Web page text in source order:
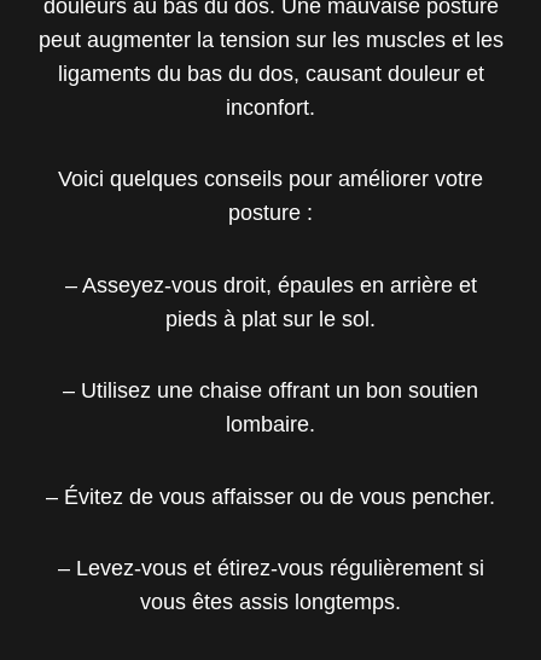
douleurs au bas du dos. Une mauvaise posture
peut augmenter la tension sur les muscles et les
ligaments du bas du dos, causant douleur et
inconfort.
Voici quelques conseils pour améliorer votre
posture :
– Asseyez-vous droit, épaules en arrière et
pieds à plat sur le sol.
– Utilisez une chaise offrant un bon soutien
lombaire.
– Évitez de vous affaisser ou de vous pencher.
– Levez-vous et étirez-vous régulièrement si
vous êtes assis longtemps.